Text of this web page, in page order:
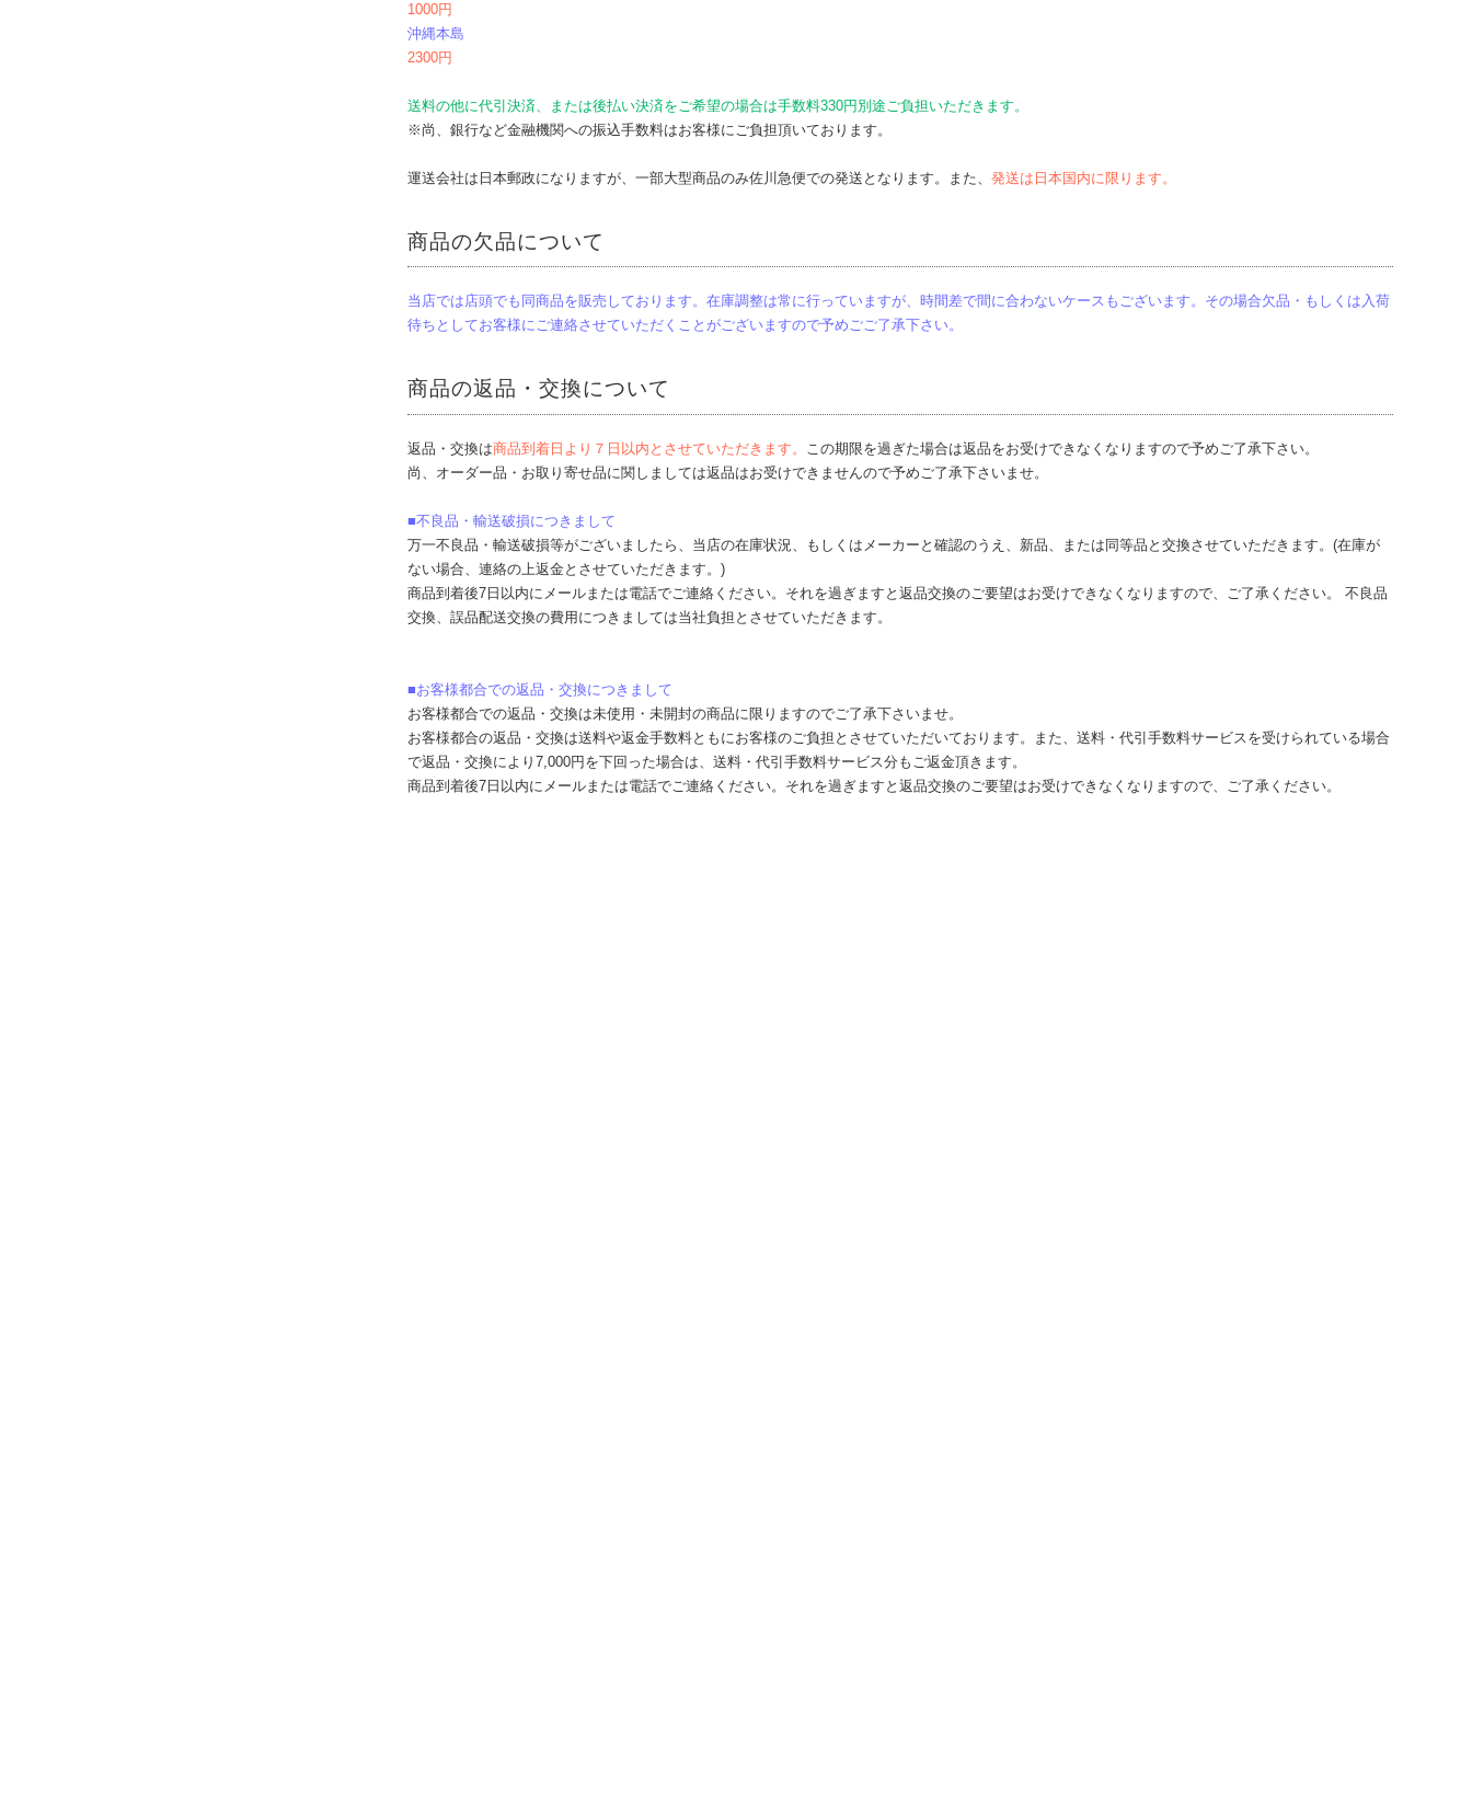
1000円
沖縄本島
2300円
送料の他に代引決済、または後払い決済をご希望の場合は手数料330円別途ご負担いただきます。
※尚、銀行など金融機関への振込手数料はお客様にご負担頂いております。
運送会社は日本郵政になりますが、一部大型商品のみ佐川急便での発送となります。また、 発送は日本国内に限ります。
商品の欠品について
当店では店頭でも同商品を販売しております。在庫調整は常に行っていますが、時間差で間に合わないケースもございます。その場合欠品・もしくは入荷
待ちとしてお客様にご連絡させていただくことがございますので予めごご了承下さい。
商品の返品・交換について
返品・交換は商品到着日より７日以内とさせていただきます。
この期限を過ぎた場合は返品をお受けできなくなりますので予めご了承下さい。
尚、オーダー品・お取り寄せ品に関しましては返品はお受けできませんので予めご了承下さいませ。
■不良品・輸送破損につきまして
万一不良品・輸送破損等がございましたら、当店の在庫状況、もしくはメーカーと確認のうえ、新品、または同等品と交換させていただきます。(在庫が
ない場合、連絡の上返金とさせていただきます。)
商品到着後7日以内にメールまたは電話でご連絡ください。それを過ぎますと返品交換のご要望はお受けできなくなりますので、ご了承ください。 不良品
交換、誤品配送交換の費用につきましては当社負担とさせていただきます。
■お客様都合での返品・交換につきまして
お客様都合での返品・交換は未使用・未開封の商品に限りますのでご了承下さいませ。
お客様都合の返品・交換は送料や返金手数料ともにお客様のご負担とさせていただいております。また、送料・代引手数料サービスを受けられている場合
で返品・交換により7,000円を下回った場合は、送料・代引手数料サービス分もご返金頂きます。
商品到着後7日以内にメールまたは電話でご連絡ください。それを過ぎますと返品交換のご要望はお受けできなくなりますので、ご了承ください。